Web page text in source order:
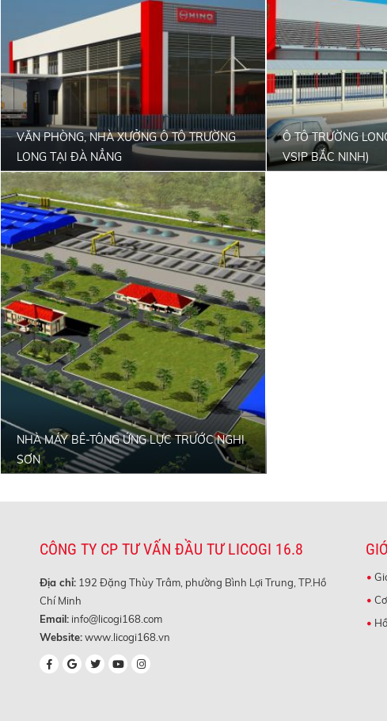
VĂN PHÒNG, NHÀ XƯỞNG Ô TÔ TRƯỜNG
LONG TẠI ĐÀ NẲNG
Ô TÔ TRƯỜNG
VSIP BẮC NINH)
NHÀ MÁY BÊ-TÔNG ỨNG LỰC TRƯỚC NGHI
SƠN
CÔNG TY CP TƯ VẤN ĐẦU TƯ LICOGI 16.8
Địa chỉ: 192 Đặng Thùy Trâm, phường Bình Lợi Trung, TP.Hồ
Chí Minh
Email: info@licogi168.com
Website:www.licogi168.vn